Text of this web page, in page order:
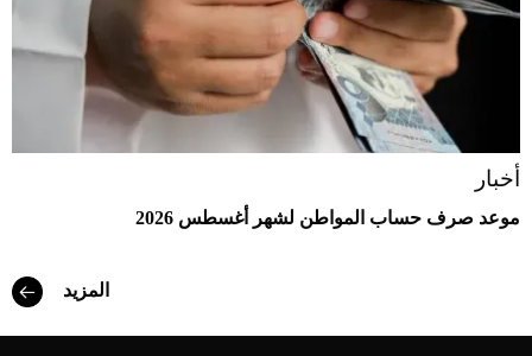
أخبار
موعد صرف حساب المواطن لشهر أغسطس 2026
المزيد